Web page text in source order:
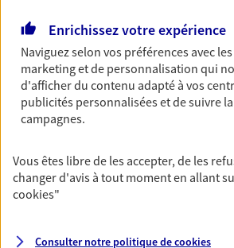
Garantie Accidents
Bricoleuse, féru de jardinage,
ou grande lectrice… personne
Accident, protégez votre qualité de
revenus.
Découvrir l'offre Garantie Accidents de
Enrichissez votre expérience
Naviguez selon vos préférences avec les
marketing et de personnalisation qui
d'afficher du contenu adapté à vos
publicités personnalisées et de suivre
campagnes.
Vous êtes libre de les accepter, de les
changer d'avis à tout moment en allant
cookies"
Consulter notre politique decookies